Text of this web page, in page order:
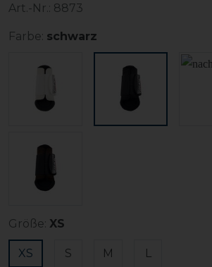
Art.-Nr.: 8873
Farbe: schwarz
Größe: XS
XS S M L